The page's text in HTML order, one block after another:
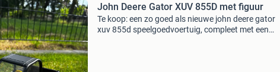
John Deere Gator XUV 855D met figuur
Te koop: een zo goed als nieuwe john deere gator
xuv 855d speelgoedvoertuig, compleet met een